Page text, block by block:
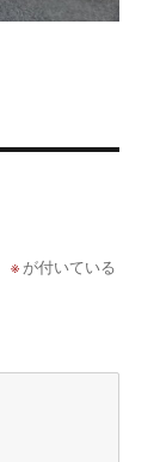
※ が付いている